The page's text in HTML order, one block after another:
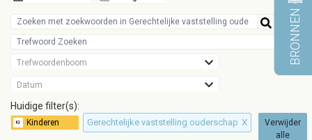
Trefwoordenboom
Datum
Huidige filter(s):
Gerechtelijke vaststelling ouderschap X
Verwijder
alle
BRONNEN